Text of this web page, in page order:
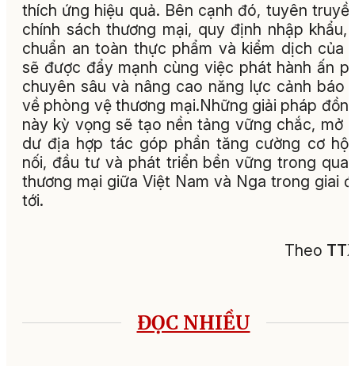
thích ứng hiệu quả. Bên cạnh đó, tuyên
chính sách thương mại, quy định nhập khẩu,
chuẩn an toàn thực phẩm và kiểm dịch của
sẽ được đẩy mạnh cùng việc phát hành ấn
chuyên sâu và nâng cao năng lực cảnh báo
về phòng vệ thương mại.Những giải pháp
này kỳ vọng sẽ tạo nền tảng vững chắc, mở
dư địa hợp tác góp phần tăng cường cơ
nối, đầu tư và phát triển bền vững trong
thương mại giữa Việt Nam và Nga trong giai
tới.
Theo
ĐỌC NHIỀU